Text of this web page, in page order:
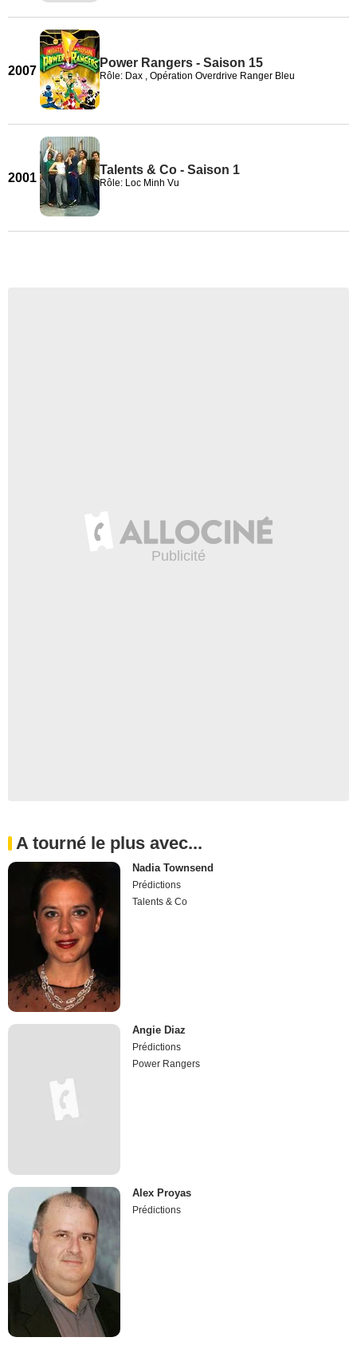
2007
Power Rangers - Saison 15
Rôle: Dax , Opération Overdrive Ranger Bleu
2001
Talents & Co - Saison 1
Rôle: Loc Minh Vu
A tourné le plus avec...
Nadia Townsend
Prédictions
Talents & Co
Angie Diaz
Prédictions
Power Rangers
Alex Proyas
Prédictions